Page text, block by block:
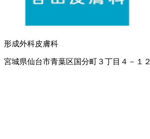
形成外科皮膚科
宮城県仙台市青葉区国分町３丁目４－１２